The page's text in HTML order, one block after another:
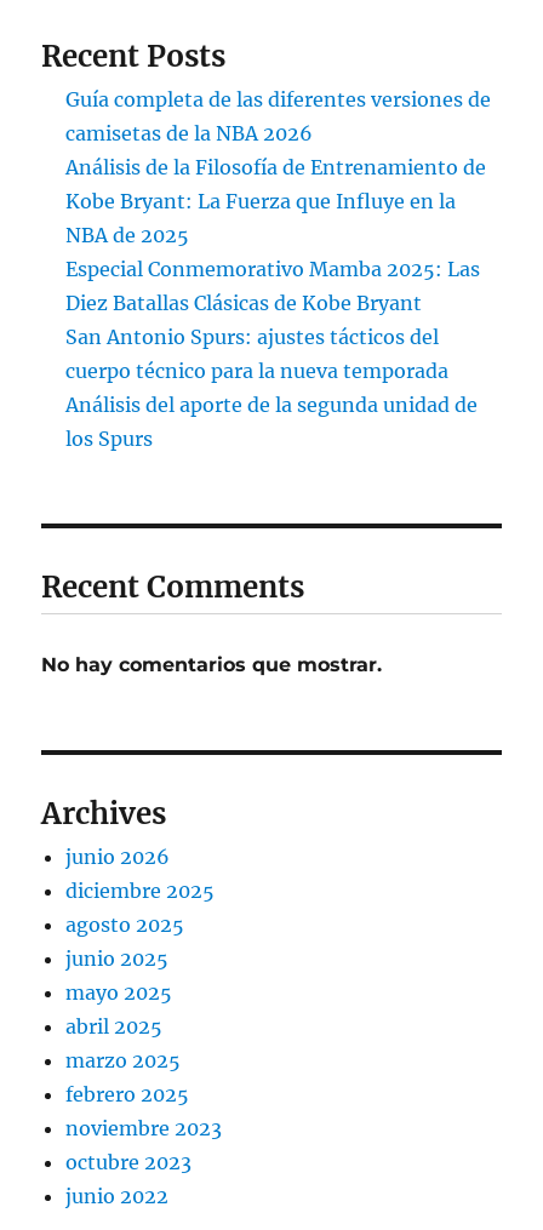
Recent Posts
Guía completa de las diferentes versiones de
camisetas de la NBA 2026
Análisis de la Filosofía de Entrenamiento de
Kobe Bryant: La Fuerza que Influye en la
NBA de 2025
Especial Conmemorativo Mamba 2025: Las
Diez Batallas Clásicas de Kobe Bryant
San Antonio Spurs: ajustes tácticos del
cuerpo técnico para la nueva temporada
Análisis del aporte de la segunda unidad de
los Spurs
Recent Comments
No hay comentarios que mostrar.
Archives
junio 2026
diciembre 2025
agosto 2025
junio 2025
mayo 2025
abril 2025
marzo 2025
febrero 2025
noviembre 2023
octubre 2023
junio 2022